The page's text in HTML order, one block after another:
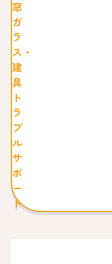
窓
ガ
ラ
ス・
建
具
ト
ラ
ブ
ル
サ
ポ
ー
ト